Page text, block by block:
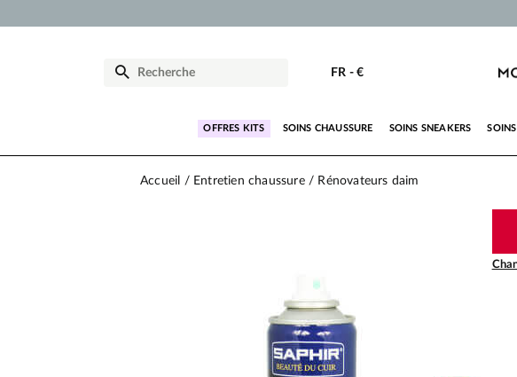
Cirages et produits
FR - €
OFFRES KITS SOINS CHAUSSURE SOINS SNEAKERS
Accueil Entretien chaussure Rénovateurs daim